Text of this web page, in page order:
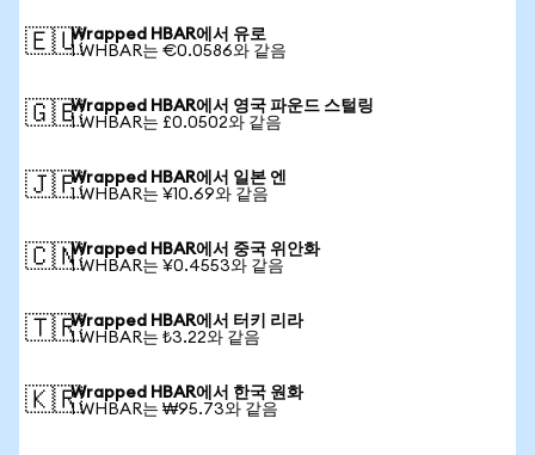
🇪🇺Wrapped HBAR에서 유로
1 WHBAR는 €0.0586와 같음
🇬🇧Wrapped HBAR에서 영국 파운드 스털링
1 WHBAR는 £0.0502와 같음
🇯🇵Wrapped HBAR에서 일본 엔
1 WHBAR는 ¥10.69와 같음
🇨🇳Wrapped HBAR에서 중국 위안화
1 WHBAR는 ¥0.4553와 같음
🇹🇷Wrapped HBAR에서 터키 리라
1 WHBAR는 ₺3.22와 같음
🇰🇷Wrapped HBAR에서 한국 원화
1 WHBAR는 ₩95.73와 같음